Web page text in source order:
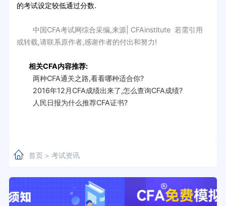
的考试设定较低通过分数.
中国CFA考试网综合采编,来源| CFAinstitute 若需引用
或转载,请联系原作者,感谢作者的付出和努力!
相关CFA内容推荐:
两种CFA通关之路,看看哪种适合你?
2016年12月CFA成绩出来了,怎么查询CFA成绩?
人民日报为什么推荐CFA证书?
首页> 考试资讯